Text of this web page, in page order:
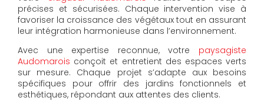
précises et sécurisées. Chaque intervention vise à
favoriser la croissance des végétaux tout en assurant
leur intégration harmonieuse dans l’environnement.
Avec une expertise reconnue, votre paysagiste
Audomarois conçoit et entretient des espaces verts
sur mesure. Chaque projet s’adapte aux besoins
spécifiques pour offrir des jardins fonctionnels et
esthétiques, répondant aux attentes des clients.